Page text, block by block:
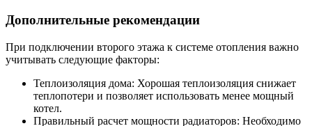
Дополнительные рекомендации
При подключении второго этажа к системе отопления важно
учитывать следующие факторы:
Теплоизоляция дома: Хорошая теплоизоляция снижает
теплопотери и позволяет использовать менее мощный
котел.
Правильный расчет мощности радиаторов: Необходимо